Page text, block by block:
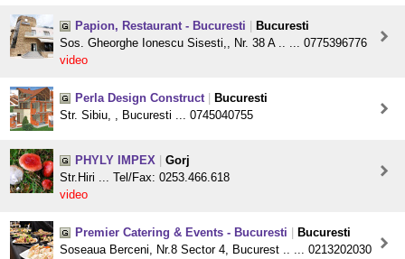
Papion, Restaurant - Bucuresti
Bucuresti
Sos. Gheorghe Ionescu Sisesti,, Nr. 38 A .. ... 0775396776
video
Perla Design Construct
Bucuresti
Str. Sibiu, , Bucuresti ... 0745040755
PHYLY IMPEX
Gorj
Str.Hiri ... Tel/Fax: 0253.466.618
video
Premier Catering & Events - Bucuresti
Bucuresti
Soseaua Berceni, Nr.8 Sector 4, Bucurest .. ... 0213202030